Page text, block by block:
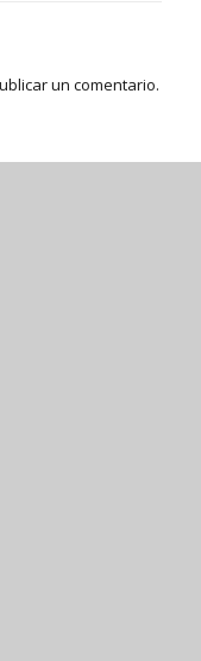
un comentario.